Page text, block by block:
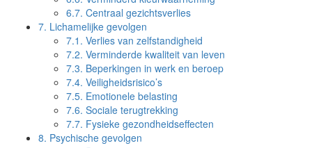
6.7. Centraal gezichtsverlies
7. Lichamelijke gevolgen
7.1. Verlies van zelfstandigheid
7.2. Verminderde kwaliteit van leven
7.3. Beperkingen in werk en beroep
7.4. Veiligheidsrisico’s
7.5. Emotionele belasting
7.6. Sociale terugtrekking
7.7. Fysieke gezondheidseffecten
8. Psychische gevolgen